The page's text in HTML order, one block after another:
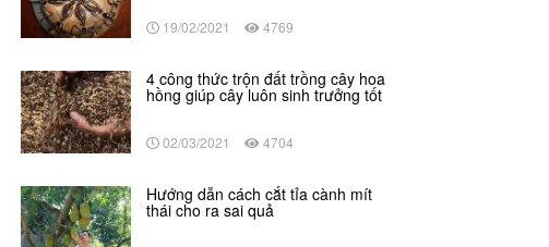
19/02/2021 4769
4 công thức trộn đất trồng cây hoa
hồng giúp cây luôn sinh trưởng tốt
02/03/2021 4704
Hướng dẫn cách cắt tỉa cành mít
thái cho ra sai quả